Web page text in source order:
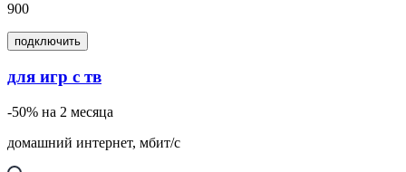
900
подключить
для игр с тв
-50% на 2 месяца
домашний интернет, мбит/с